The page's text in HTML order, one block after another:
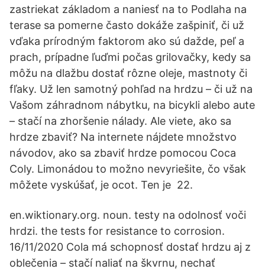
zastriekat základom a naniesť na to Podlaha na
terase sa pomerne často dokáže zašpiniť, či už
vďaka prírodným faktorom ako sú dažde, peľ a
prach, prípadne ľuďmi počas grilovačky, kedy sa
môžu na dlažbu dostať rôzne oleje, mastnoty či
fľaky. Už len samotný pohľad na hrdzu – či už na
Vašom záhradnom nábytku, na bicykli alebo aute
– stačí na zhoršenie nálady. Ale viete, ako sa
hrdze zbaviť? Na internete nájdete množstvo
návodov, ako sa zbaviť hrdze pomocou Coca
Coly. Limonádou to možno nevyriešite, čo však
môžete vyskúšať, je ocot. Ten je 22.
en.wiktionary.org. noun. testy na odolnosť voči
hrdzi. the tests for resistance to corrosion.
16/11/2020 Cola má schopnosť dostať hrdzu aj z
oblečenia – stačí naliať na škvrnu, nechať